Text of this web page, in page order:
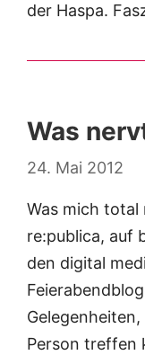
der Haspa.
Was
24. Mai 2012
Was mich total
re:publica, auf
den digital
Person treffen